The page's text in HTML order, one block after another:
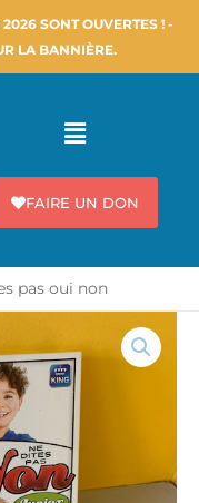
SONT OUVERTES ! -
LA BANNIÈRE.
Menu
FAIRE UN DON
pas oui non